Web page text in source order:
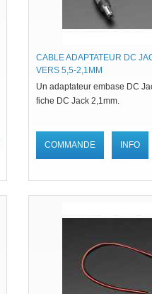
CABLE ADAPTATEUR DC
VERS 5,5-2,1MM
Un adaptateur embase DC
fiche DC Jack 2,1mm.
COMMANDE INFO